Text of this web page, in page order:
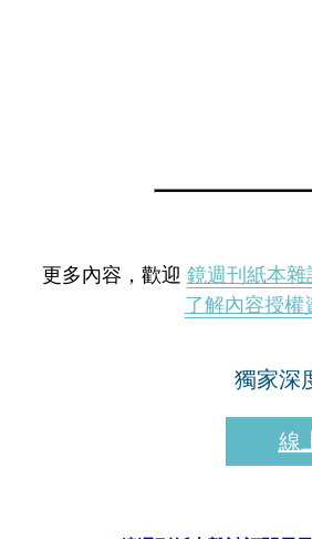
更多內容，歡迎 鏡週刊紙本雜
了解內容授權
獨家深
線